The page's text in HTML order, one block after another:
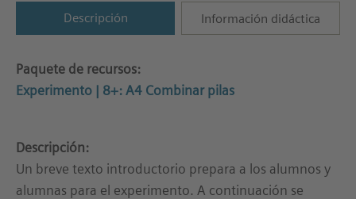
Descripción Información didáctica
Paquete de recursos:
Experimento | 8+: A4 Combinar pilas
Descripción:
Un breve texto introductorio prepara a los alumnos y
alumnas para el experimento. A continuación se